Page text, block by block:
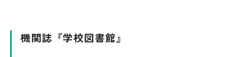
機関誌『学校図書館』